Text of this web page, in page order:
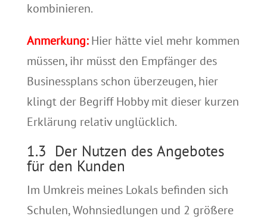
kombinieren.
Anmerkung:Hier hätte viel mehr kommen
müssen, ihr müsst den Empfänger des
Businessplans schon überzeugen, hier
klingt der Begriff Hobby mit dieser kurzen
Erklärung relativ unglücklich.
1.3 Der Nutzen des Angebotes
für den Kunden
Im Umkreis meines Lokals befinden sich
Schulen, Wohnsiedlungen und 2 größere